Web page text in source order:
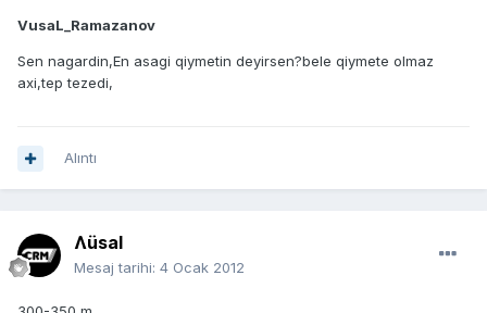
VusaL_Ramazanov
Sen nagardin,En asagi qiymetin deyirsen?bele qiymete olmaz
axi,tep tezedi,
Alıntı
Ʌüsal
Mesaj tarihi: 4 Ocak 2012